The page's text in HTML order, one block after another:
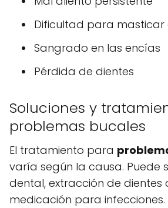
Dificultad para
Sangrado en las encías
Pérdida de dientes
Soluciones y
problemas bucales
El tratamiento para
varía según la causa. Puede
dental, extracción de dientes
medicación para infecciones.